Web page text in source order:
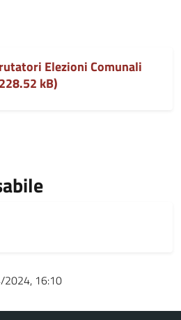
Elezioni Comunali
kB)
2024, 16:10